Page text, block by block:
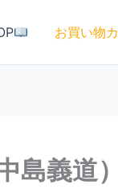
お買い物
義道）